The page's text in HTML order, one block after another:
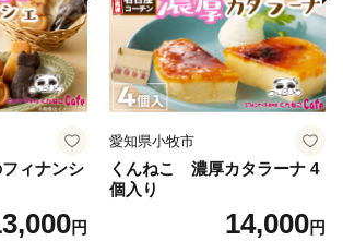
ィナンシ
円
愛知県小牧市
くんねこ 濃厚カタラーナ 4
個入り
14,000円